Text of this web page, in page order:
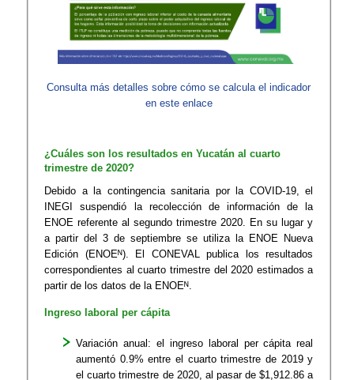
Consulta más detalles sobre cómo se calcula el indicador
en este enlace​
¿Cuáles son los resultados en Yucatán al cuarto
trimestre de 2020?
Debido a la contingencia sanitaria por la COVID-19, el
INEGI suspendió la recolección de información de la
ENOE referente al segundo trimestre 2020. En su lugar y
a partir del 3 de septiembre se utiliza la ENOE Nueva
Edición (ENOEᴺ). El CONEVAL publica los resultados
correspondientes al cuarto trimestre del 2020 estimados a
partir de los datos de la ENOEᴺ.
Ingreso laboral per cápita
Variación anual: el ingreso laboral per cápita real
aumentó 0.9% entre el cuarto trimestre de 2019 y
el cuarto trimestre de 2020, al pasar de $1,912.86 a